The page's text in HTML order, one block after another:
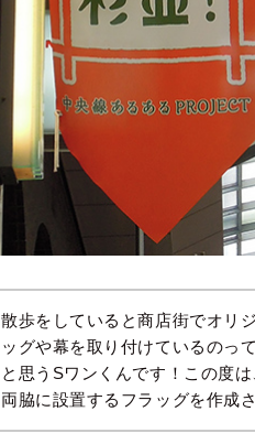
散歩をしていると商店街でオリ
ッグや幕を取り付けているのっ
と思うSワンくんです！この度
両脇に設置するフラッグを作成